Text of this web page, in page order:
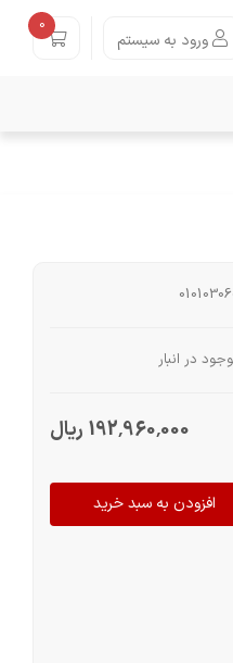
ورود به سیستم
0
192٬960٬000 ریال
افزودن به سبد خرید